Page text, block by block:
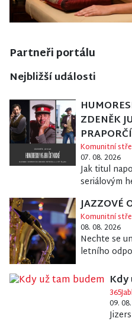
Partneři portálu
Nejbližší události
ZDENĚK
Komunitní
07. 08. 2026
Jak titul
seriálovým
JAZZOVÉ
Komunitní
08. 08. 2026
Nechte se
letního
09.